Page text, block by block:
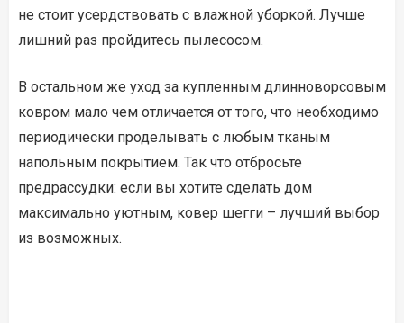
не стоит усердствовать с влажной уборкой. Лучше
лишний раз пройдитесь пылесосом.
В остальном же уход за купленным длинноворсовым
ковром мало чем отличается от того, что необходимо
периодически проделывать с любым тканым
напольным покрытием. Так что отбросьте
предрассудки: если вы хотите сделать дом
максимально уютным, ковер шегги – лучший выбор
из возможных.